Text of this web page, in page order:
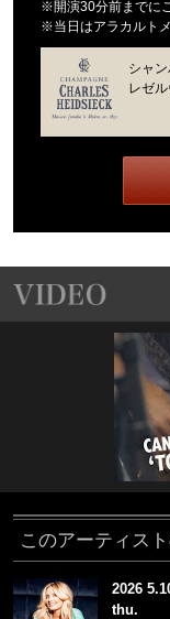
※開演30分前までに
※当日はアラカルト
シャ
レゼ
このアーティス
2026
thu.